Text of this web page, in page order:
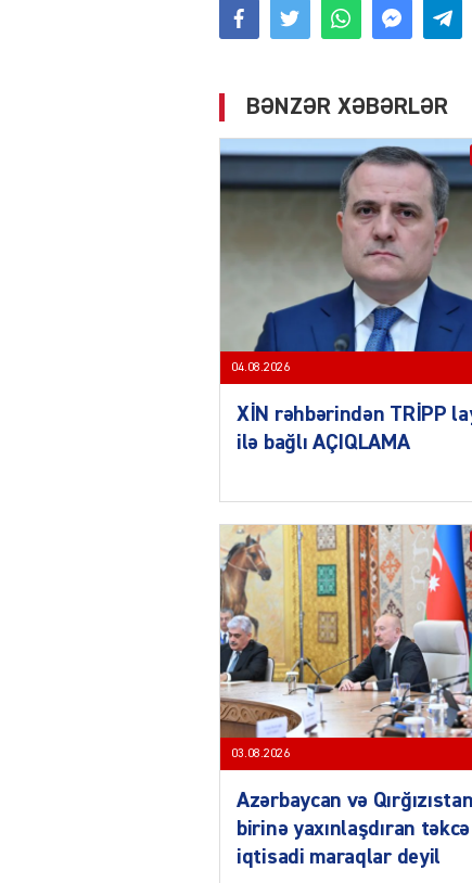
BƏNZƏR XƏBƏRLƏR
04.08.2026
XİN rəhbərindən TRİPP
ilə bağlı AÇIQLAMA
03.08.2026
Azərbaycan və
birinə yaxınlaşdıran təkcə
iqtisadi maraqlar deyil